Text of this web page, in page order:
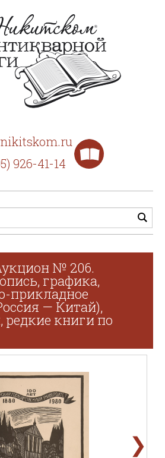
926-41-14
№ 206.
графика,
прикладное
— Китай),
редкие книги по
❯